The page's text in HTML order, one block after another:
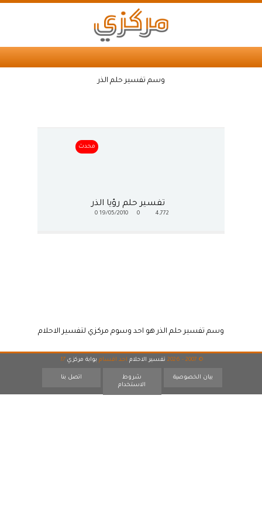
وسم تفسير حلم الذر
محدث
تفسير حلم رؤيا الذر
4,772
0
19/05/2010
0
وسم تفسير حلم الذر هو احد وسوم مركزي لتفسير الاحلام
© 2007 - 2026 تفسير الاحلام احد اقسام بوابة مركزي 17
بيان الخصوصية
شروط
الاستخدام
اتصل بنا